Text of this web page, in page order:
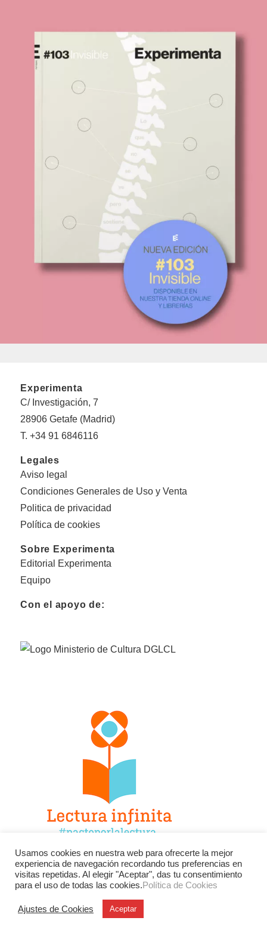
Experimenta
C/ Investigación, 7
28906 Getafe (Madrid)
T. +34 91 6846116
Legales
Aviso legal
Condiciones Generales de Uso y Venta
Politica de privacidad
Política de cookies
Sobre Experimenta
Editorial Experimenta
Equipo
Con el apoyo de:
Facebook Twitter
Instagram
YouTube
LinkedIn Contacto
Usamos cookies en nuestra web para ofrecerte la mejor
experiencia de navegación recordando tus preferencias en
visitas repetidas. Al elegir "Aceptar", das tu consentimiento
para el uso de todas las cookies.Política de Cookies
Ajustes de Cookies Aceptar